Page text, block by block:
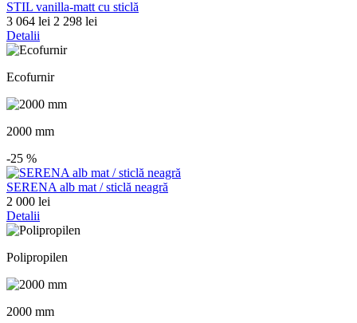
STIL vanilla-matt cu sticlă
3 064 lei 2 298 lei
Detalii
Ecofurnir
2000 mm
-25 %
SERENA alb mat / sticlă neagră
2 000 lei
Detalii
Polipropilen
2000 mm